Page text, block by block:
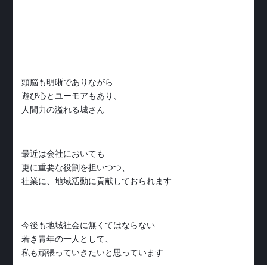
頭脳も明晰でありながら
遊び心とユーモアもあり、
人間力の溢れる城さん
最近は会社においても
更に重要な役割を担いつつ、
社業に、地域活動に貢献しておられます
今後も地域社会に無くてはならない
若き青年の一人として、
私も頑張っていきたいと思っています